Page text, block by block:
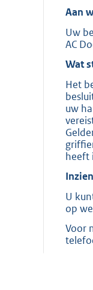
Aan
Uw
AC
Wat
Het
uw
heeft
U
op
Voor